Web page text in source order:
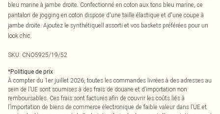
bleu marine à jambe droite. Confectionné en coton aux tons bleu marine, ce
pantalon de jogging en coton dispose d'une taille élastique et d'une coupe à
jambe droite. Ajoutez le synthétiquell assorti et vos baskets préférées pour un
look chic.
SKU: CNO5925/19/52
*Politique de prix
À compter du 1er juillet 2026, toutes les commandes livrées à des adresses au
sein de l’UE sont soumises à des frais de douane et d’importation non
remboursables. Ces frais sont facturés afin de couvrir les coûts liés à
l’importation de biens de commerce électronique de faible valeur dans l’UE et